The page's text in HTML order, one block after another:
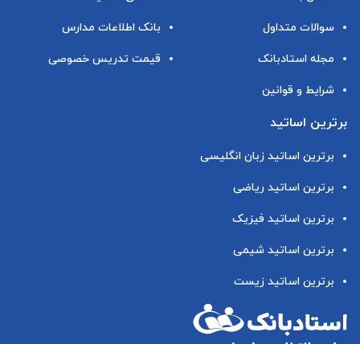
سوالات متداول
مجله استادبانک
شرایط و قوانین
بانک اطلاعات مدارس
قیمت تدریس خصوصی
برترین اساتید
برترین اساتید زبان انگلیسی
برترین اساتید ریاضی
برترین اساتید فیزیک
برترین اساتید شیمی
برترین اساتید زیست